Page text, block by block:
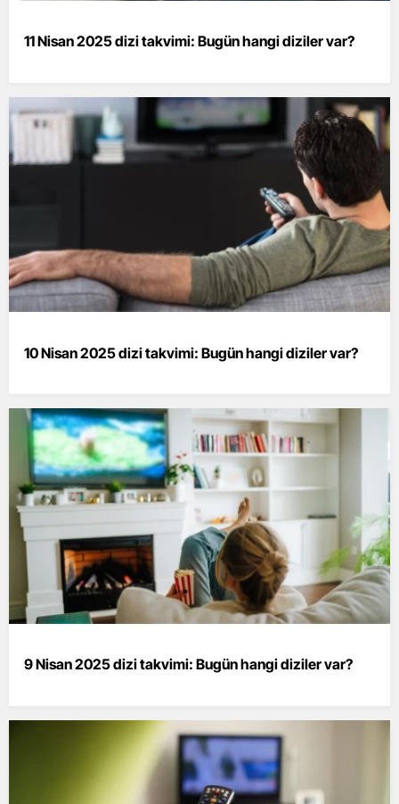
11 Nisan 2025 dizi takvimi: Bugün hangi diziler var?
10 Nisan 2025 dizi takvimi: Bugün hangi diziler var?
9 Nisan 2025 dizi takvimi: Bugün hangi diziler var?